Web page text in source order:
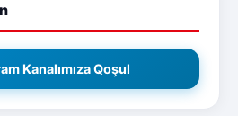
Kanalımıza Qoşul